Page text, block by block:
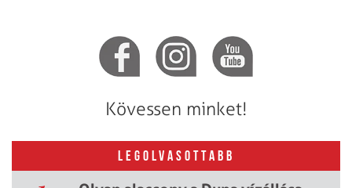
Kövessen minket!
LEGOLVASOTTABB